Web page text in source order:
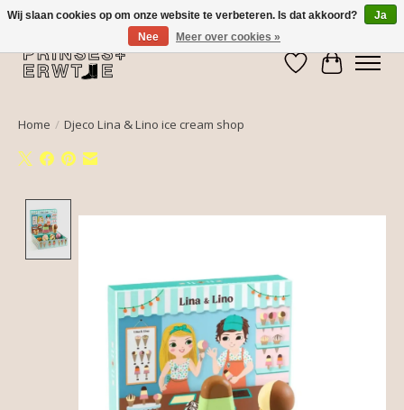
Verlanglijst
Home / Djeco Lina & Lino ice cream shop
Wij slaan cookies op om onze website te verbeteren. Is dat akkoord?
Ja
Nee
Meer over cookies »